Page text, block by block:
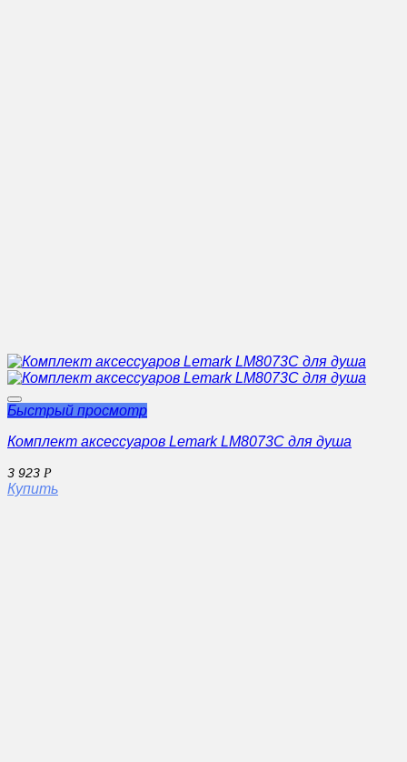
Быстрый просмотр
Комплект аксессуаров Lemark LM8073C для душа
3 923 Р
Купить